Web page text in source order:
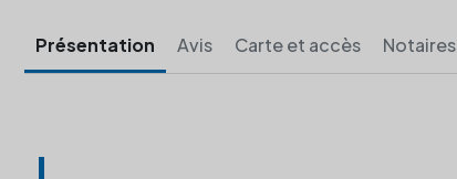
Présentation Avis Carte et accès Notaires